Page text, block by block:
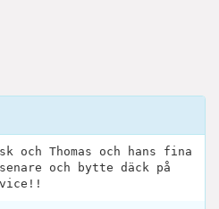
och Thomas och hans fina
och bytte däck på